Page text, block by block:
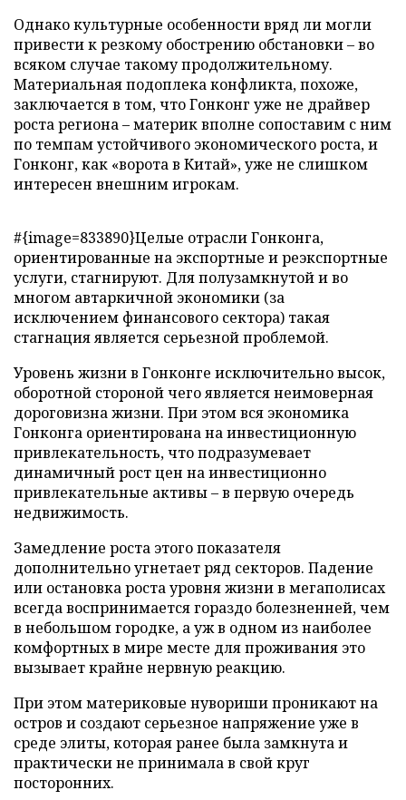
Однако культурные особенности вряд ли могли
привести к резкому обострению обстановки – во
всяком случае такому продолжительному.
Материальная подоплека конфликта, похоже,
заключается в том, что Гонконг уже не драйвер
роста региона – материк вполне сопоставим с ним
по темпам устойчивого экономического роста, и
Гонконг, как «ворота в Китай», уже не слишком
интересен внешним игрокам.
#{image=833890}Целые отрасли Гонконга,
ориентированные на экспортные и реэкспортные
услуги, стагнируют. Для полузамкнутой и во
многом автаркичной экономики (за
исключением финансового сектора) такая
стагнация является серьезной проблемой.
Уровень жизни в Гонконге исключительно высок,
оборотной стороной чего является неимоверная
дороговизна жизни. При этом вся экономика
Гонконга ориентирована на инвестиционную
привлекательность, что подразумевает
динамичный рост цен на инвестиционно
привлекательные активы – в первую очередь
недвижимость.
Замедление роста этого показателя
дополнительно угнетает ряд секторов. Падение
или остановка роста уровня жизни в мегаполисах
всегда воспринимается гораздо болезненней, чем
в небольшом городке, а уж в одном из наиболее
комфортных в мире месте для проживания это
вызывает крайне нервную реакцию.
При этом материковые нувориши проникают на
остров и создают серьезное напряжение уже в
среде элиты, которая ранее была замкнута и
практически не принимала в свой круг
посторонних.